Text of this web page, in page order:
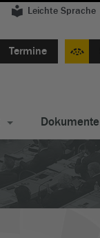
Leichte Sprache
Termine
Dokumente